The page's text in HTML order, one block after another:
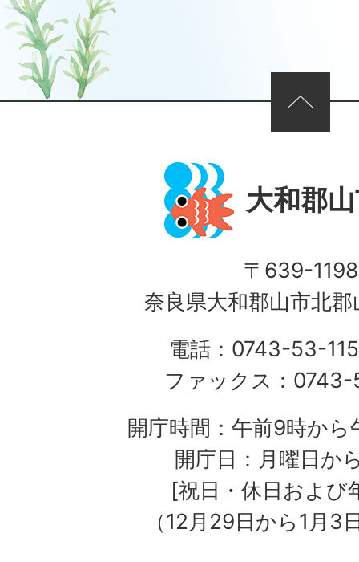
ページの先頭へ
大和郡
〒639-1198
奈良県大和郡山市北
電話：0743-53-
ファックス：
開庁時間：午前9時か
開庁日：月曜日か
[祝日・休日および
（12月29日から1月3